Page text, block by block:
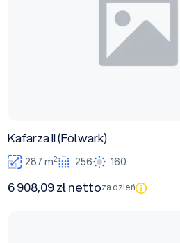
Kafarza II (Folwark)
287 m2 256 160
6 908,09 zł nettoza dzień